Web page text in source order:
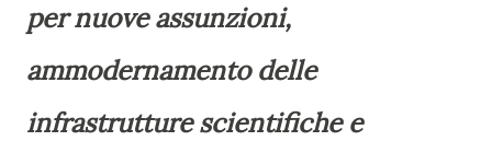
per nuove assunzioni,
ammodernamento delle
infrastrutture scientifiche e